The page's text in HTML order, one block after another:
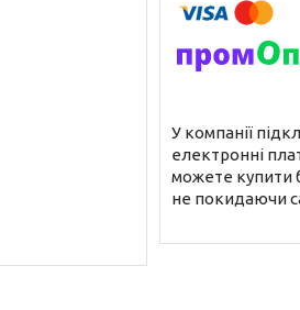
У компанії
електронні
можете купити
не покидаючи